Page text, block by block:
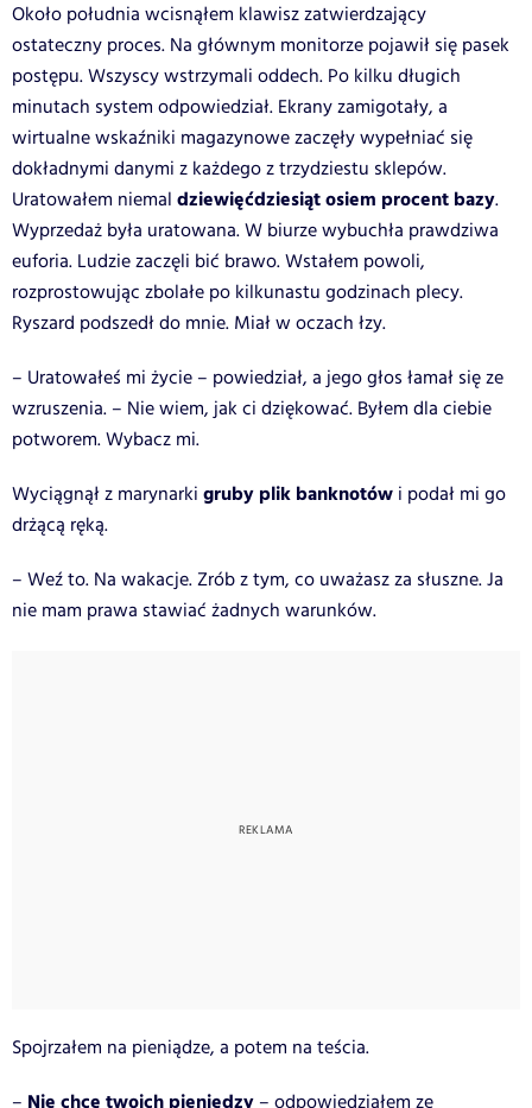
Około południa wcisnąłem klawisz zatwierdzający
ostateczny proces. Na głównym monitorze pojawił się pasek
postępu. Wszyscy wstrzymali oddech. Po kilku długich
minutach system odpowiedział. Ekrany zamigotały, a
wirtualne wskaźniki magazynowe zaczęły wypełniać się
dokładnymi danymi z każdego z trzydziestu sklepów.
Uratowałem niemal dziewięćdziesiąt osiem procent bazy.
Wyprzedaż była uratowana. W biurze wybuchła prawdziwa
euforia. Ludzie zaczęli bić brawo. Wstałem powoli,
rozprostowując zbolałe po kilkunastu godzinach plecy.
Ryszard podszedł do mnie. Miał w oczach łzy.
– Uratowałeś mi życie – powiedział, a jego głos łamał się ze
wzruszenia. – Nie wiem, jak ci dziękować. Byłem dla ciebie
potworem. Wybacz mi.
Wyciągnął z marynarki gruby plik banknotów i podał mi go
drżącą ręką.
– Weź to. Na wakacje. Zrób z tym, co uważasz za słuszne. Ja
nie mam prawa stawiać żadnych warunków.
Spojrzałem na pieniądze, a potem na teścia.